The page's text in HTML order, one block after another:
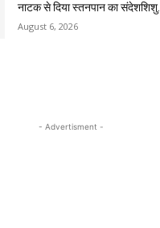
नाटक से दिया स्तनपान का संदेशशिशु...
August 6, 2026
- Advertisment -